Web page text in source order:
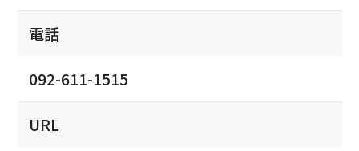
電話
092-611-1515
URL